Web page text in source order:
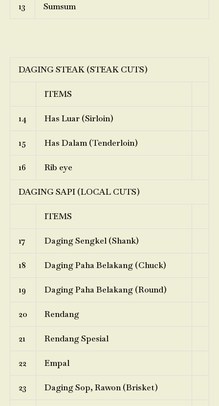
13 Sumsum
DAGING STEAK (STEAK CUTS)
ITEMS
14 Has Luar (Sirloin)
15 Has Dalam (Tenderloin)
16 Rib eye
DAGING SAPI (LOCAL CUTS)
ITEMS
17 Daging Sengkel (Shank)
18 Daging Paha Belakang (Chuck)
19 Daging Paha Belakang (Round)
20 Rendang
21 Rendang Spesial
22 Empal
23 Daging Sop, Rawon (Brisket)